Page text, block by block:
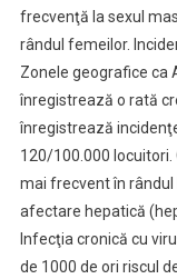
frecvenţă la sexul
rândul femeilor.
Zonele geografice ca
înregistrează o rată
înregistrează
120/100.000
mai frecvent în rândul
afectare hepatică
Infecţia cronică cu
de 1000 de ori riscul